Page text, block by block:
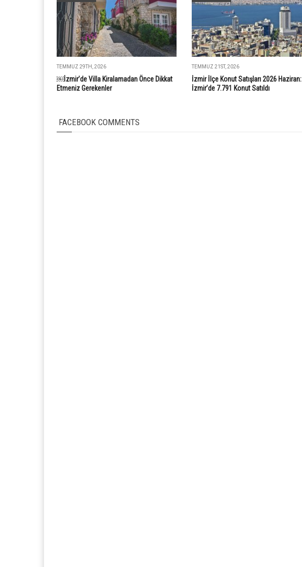
TEMMUZ 29TH, 2026
￼İzmir’de Villa Kiralamadan Önce Dikkat
Etmeniz Gerekenler
TEMMUZ 21ST, 2026
İzmir İlçe Konut Satışları 2026 Haziran:
İzmir’de 7.791 Konut Satıldı
FACEBOOK COMMENTS